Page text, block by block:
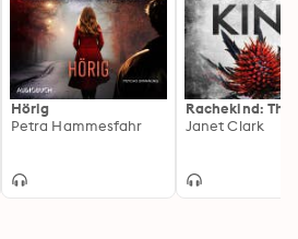
Hörig
Petra Hammesfahr
Rachekind:
Janet Clark